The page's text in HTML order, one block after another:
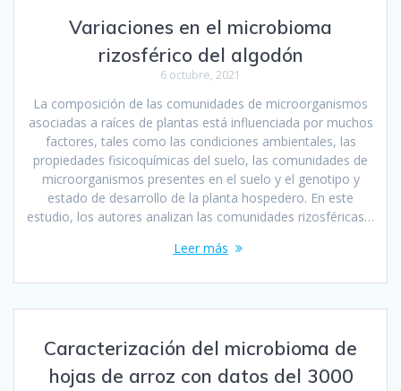
Variaciones en el microbioma
rizosférico del algodón
6 octubre, 2021
La composición de las comunidades de microorganismos
asociadas a raíces de plantas está influenciada por muchos
factores, tales como las condiciones ambientales, las
propiedades fisicoquímicas del suelo, las comunidades de
microorganismos presentes en el suelo y el genotipo y
estado de desarrollo de la planta hospedero. En este
estudio, los autores analizan las comunidades rizosféricas…
Leer más
Caracterización del microbioma de
hojas de arroz con datos del 3000